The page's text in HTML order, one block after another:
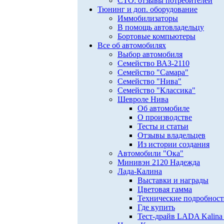
Тюнинг и доп. оборудование
Иммобилизаторы
В помощь автовладельцу
Бортовые компьютеры
Все об автомобилях
Выбор автомобиля
Семейство ВАЗ-2110
Семейство "Самара"
Семейство "Нива"
Семейство "Классика"
Шевроле Нива
Об автомобиле
О производстве
Тесты и статьи
Отзывы владельцев
Из истории создания
Автомобили "Ока"
Минивэн 2120 Надежда
Лада-Калина
Выставки и награды
Цветовая гамма
Технические
Где купить
Тест-драйв LADA Kalina